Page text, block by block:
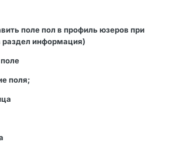
поле пол в профиль юзеров при
раздел информация)
поля;